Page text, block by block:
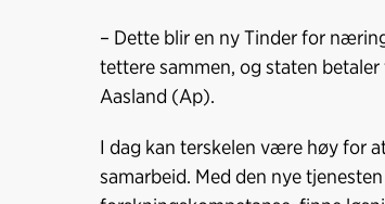
– Dette blir en ny Tinder for
tettere sammen, og staten
Aasland (Ap).
I dag kan terskelen være høy for
samarbeid. Med den nye